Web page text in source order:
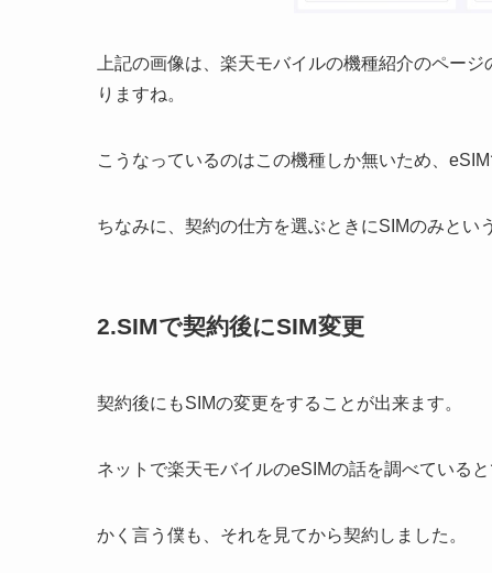
上記の画像は、楽天モバイルの機種紹介のペー
りますね。
こうなっているのはこの機種しか無いため、
ちなみに、契約の仕方を選ぶときにSIMのみとい
2.SIMで契約後にSIM変更
契約後にもSIMの変更をすることが出来ます。
ネットで楽天モバイルのeSIMの話を調べている
かく言う僕も、それを見てから契約しました。